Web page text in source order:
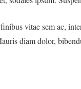
vitae sem ac,
diam dolor,